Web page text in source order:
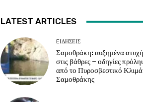
LATEST ARTICLES
EΙΔΗΣΕΙΣ
Σαμοθράκη: αυξημένα
στις βάθρες – οδηγίες
από το Πυροσβεστικό
Σαμοθράκης